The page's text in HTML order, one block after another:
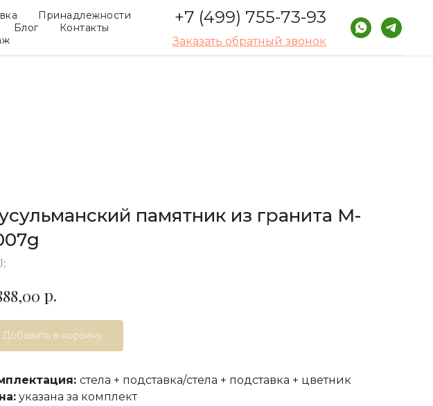
Принадлежности
Блог
Контакты
+7 (499) 755-73-93
Заказать обратный звонок
памятник из гранита M-
р.
Добавить в корзину
стела + подставка/стела + подставка + цветник
указана за комплект